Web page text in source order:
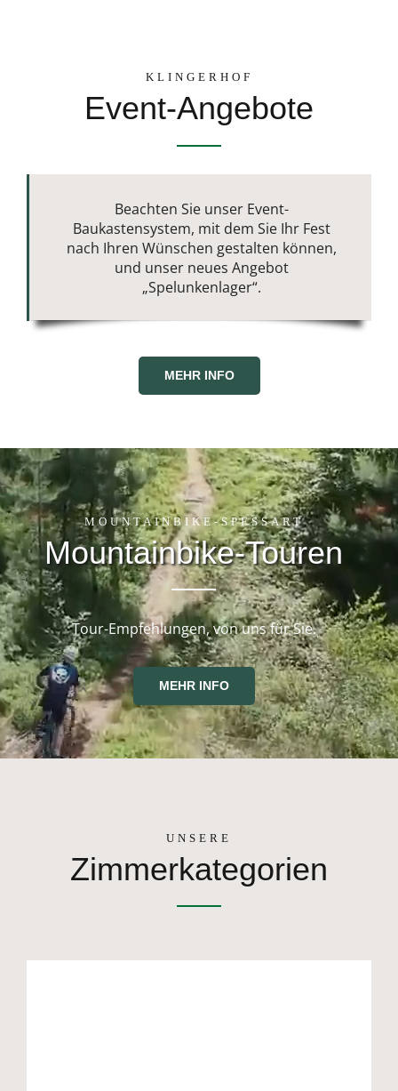
KLINGERHOF
Event-Angebote
Beachten Sie unser Event-
Baukastensystem, mit dem Sie Ihr Fest
nach Ihren Wünschen gestalten können,
und unser neues Angebot
„Spelunkenlager“.
MEHR INFO
MOUNTAINBIKE-SPESSART
Mountainbike-Touren
Tour-Empfehlungen, von uns für Sie.
MEHR INFO
UNSERE
Zimmerkategorien